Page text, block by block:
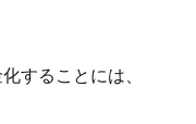
することには、